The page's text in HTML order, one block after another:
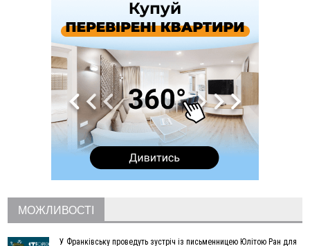
Кишакевич не зможе стати суддею Міжнародного
кримінального суду
У Ворохті проведуть Кубок ФЛСУ зі стрибків на лижах,
пам'яті оборонця Богдана Бухонка
ФОТО
На Калущині розшукали чоловіка, який три дні
блукав у лісі
Боднар розповів про реакцію влади Польщі на атаки на
українців та про зміни після 23 серпня
"Едельвейси" щемливо привітали рідну Коломию з
Днем міста
Вчора у Франківську, Коломиї, Долині та Яремче
призначив штраф і 30 тисяч компенсації
11:17
У басейні Дністра встановилася гідрологічна посуха - рівні
води наблизилися до найнижчих показників
МОЖЛИВОСТІ
У Франківську проведуть зустріч із письменницею Юлітою Ран для